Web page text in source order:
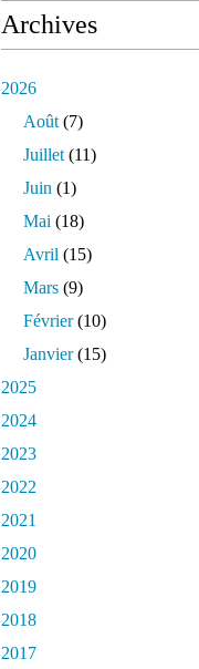
Archives
2026
Août (7)
Juillet (11)
Juin (1)
Mai (18)
Avril (15)
Mars (9)
Février(10)
Janvier(15)
2025
2024
2023
2022
2021
2020
2019
2018
2017